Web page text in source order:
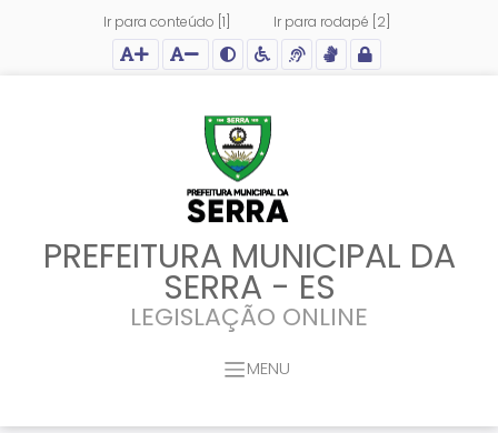
Ir para conteúdo [1] Ir para rodapé [2]
Ação para aumentar tamanho da fonte do site
Ação para diminuir tamanho da fonte do site
Ação para aplicar auto contraste no site
Acessar página sobre acessibilidade do site
Acessar página sobre NVDA - Leitor de Tela
Acessar página sobre VLibras - Tradutor de
Acessar Intranet
PREFEITURA MUNICIPAL DA
SERRA - ES
LEGISLAÇÃO ONLINE
MENU